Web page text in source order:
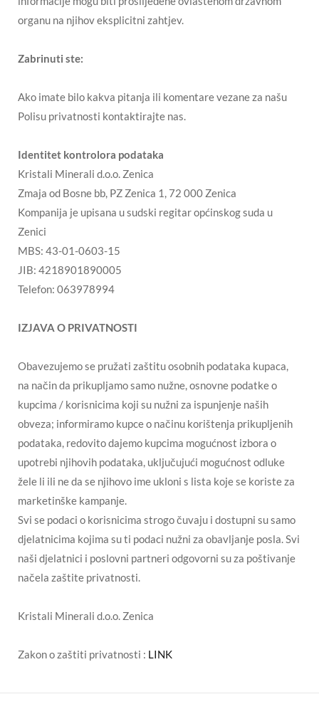
organu na njihov eksplicitni zahtjev.
Zabrinuti ste:
Ako imate bilo kakva pitanja ili komentare vezane za našu
Polisu privatnosti kontaktirajte nas.
Identitet kontrolora podataka
Kristali Minerali d.o.o. Zenica
Zmaja od Bosne bb, PZ Zenica 1, 72 000 Zenica
Kompanija je upisana u sudski regitar općinskog suda u
Zenici
MBS: 43-01-0603-15
JIB: 4218901890005
Telefon: 063978994
IZJAVA O PRIVATNOSTI
Obavezujemo se pružati zaštitu osobnih podataka kupaca,
na način da prikupljamo samo nužne, osnovne podatke o
kupcima / korisnicima koji su nužni za ispunjenje naših
obveza; informiramo kupce o načinu korištenja prikupljenih
podataka, redovito dajemo kupcima mogućnost izbora o
upotrebi njihovih podataka, uključujući mogućnost odluke
žele li ili ne da se njihovo ime ukloni s lista koje se koriste za
marketinške kampanje.
Svi se podaci o korisnicima strogo čuvaju i dostupni su samo
djelatnicima kojima su ti podaci nužni za obavljanje posla. Svi
naši djelatnici i poslovni partneri odgovorni su za poštivanje
načela zaštite privatnosti.
Kristali Minerali d.o.o. Zenica
Zakon o zaštiti privatnosti : LINK